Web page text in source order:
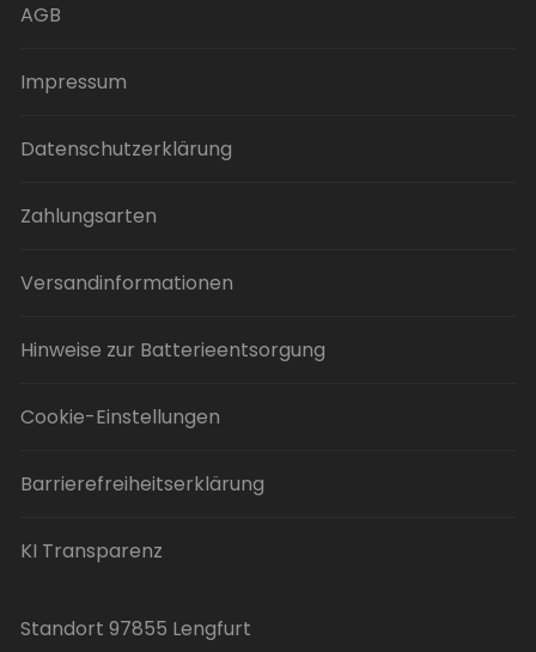
AGB
Impressum
Datenschutzerklärung
Zahlungsarten
Versandinformationen
Hinweise zur Batterieentsorgung
Cookie-Einstellungen
Barrierefreiheitserklärung
KI Transparenz
Standort 97855 Lengfurt